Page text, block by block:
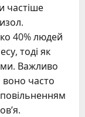
частіше
40% людей
тоді як
Важливо
часто